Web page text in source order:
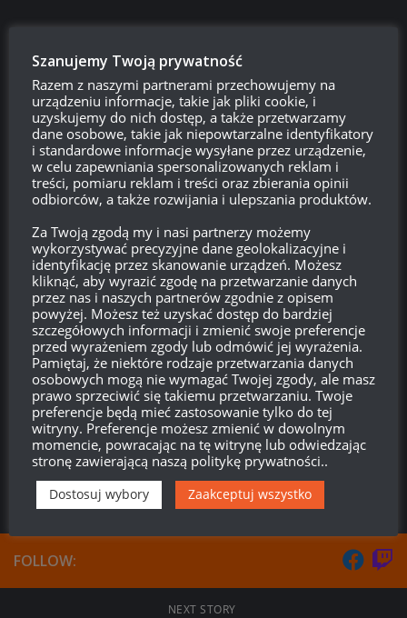
00:14, 20 maja 2017 00:14
no bracia rodacy jak nic !!!
od razu widać że Polacy i Białorusini z jednego kotła wyleźli !
jak bym sąsiada słyszał normalnie ^^
0 Odpowiedz
Xee 15:48, 19 maja 2017 15:48
(nad)używanie upośledzonego systemu YT żeby komuś
dos*ać to typowe zachowanie „tfurców” amatorskich gier ze
Steam’a. Żal zad ściska widząc, że wielka korporacja nie
potrafi załatwić sprawy uczciwie.
0 Odpowiedz
FOLLOW:
NEXT STORY
Szanujemy Twoją prywatność
Razem z naszymi partnerami przechowujemy na
urządzeniu informacje, takie jak pliki cookie, i
uzyskujemy do nich dostęp, a także przetwarzamy
dane osobowe, takie jak niepowtarzalne identyfikatory
i standardowe informacje wysyłane przez urządzenie,
w celu zapewniania spersonalizowanych reklam i
treści, pomiaru reklam i treści oraz zbierania opinii
odbiorców, a także rozwijania i ulepszania produktów.
Za Twoją zgodą my i nasi partnerzy możemy
wykorzystywać precyzyjne dane geolokalizacyjne i
identyfikację przez skanowanie urządzeń. Możesz
kliknąć, aby wyrazić zgodę na przetwarzanie danych
przez nas i naszych partnerów zgodnie z opisem
powyżej. Możesz też uzyskać dostęp do bardziej
szczegółowych informacji i zmienić swoje preferencje
przed wyrażeniem zgody lub odmówić jej wyrażenia.
Pamiętaj, że niektóre rodzaje przetwarzania danych
osobowych mogą nie wymagać Twojej zgody, ale masz
prawo sprzeciwić się takiemu przetwarzaniu. Twoje
preferencje będą mieć zastosowanie tylko do tej
witryny. Preferencje możesz zmienić w dowolnym
momencie, powracając na tę witrynę lub odwiedzając
stronę zawierającą naszą politykę prywatności..
Dostosuj wybory Zaakceptuj wszystko